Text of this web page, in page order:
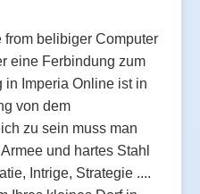
belibiger Computer
eine Ferbindung zum
in Imperia Online ist in
von dem
zu sein muss man
und hartes Stahl
Intrige, Strategie ....